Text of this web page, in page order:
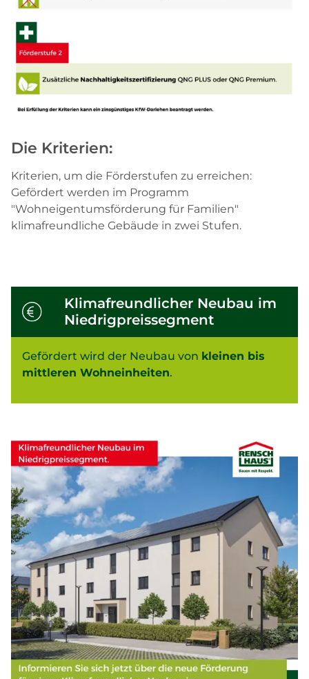
Die Kriterien:
Kriterien, um die Förderstufen zu erreichen:
Gefördert werden im Programm
"Wohneigentumsförderung für Familien"
klimafreundliche Gebäude in zwei Stufen.
Klimafreundlicher Neubau im
Niedrigpreissegment
Gefördert wird der Neubau von kleinen bis
mittleren Wohneinheiten.